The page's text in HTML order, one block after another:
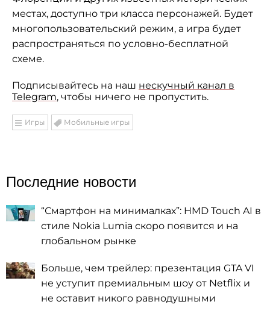
местах, доступно три класса персонажей. Будет
многопользовательский режим, а игра будет
распространяться по условно-бесплатной
схеме.
Подписывайтесь на наш нескучный канал в
Telegram, чтобы ничего не пропустить.
Игры Мобильные игры
Последние новости
“Смартфон на минималках”: HMD Touch AI в
стиле Nokia Lumia скоро появится и на
глобальном рынке
Больше, чем трейлер: презентация GTA VI
не уступит премиальным шоу от Netflix и
не оставит никого равнодушными